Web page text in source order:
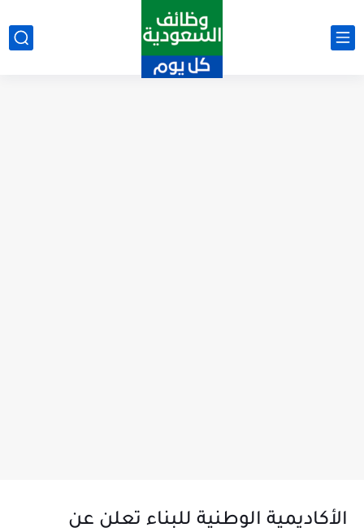
الأكاديمية الوطنية للبناء تعلن عن